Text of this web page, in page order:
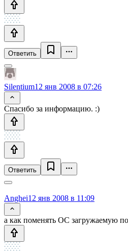
Ответить
Silentium12 янв 2008 в 07:26
Спасибо за информацию. :)
Ответить
Anghei12 янв 2008 в 11:09
а как поменять ОС загружаемую